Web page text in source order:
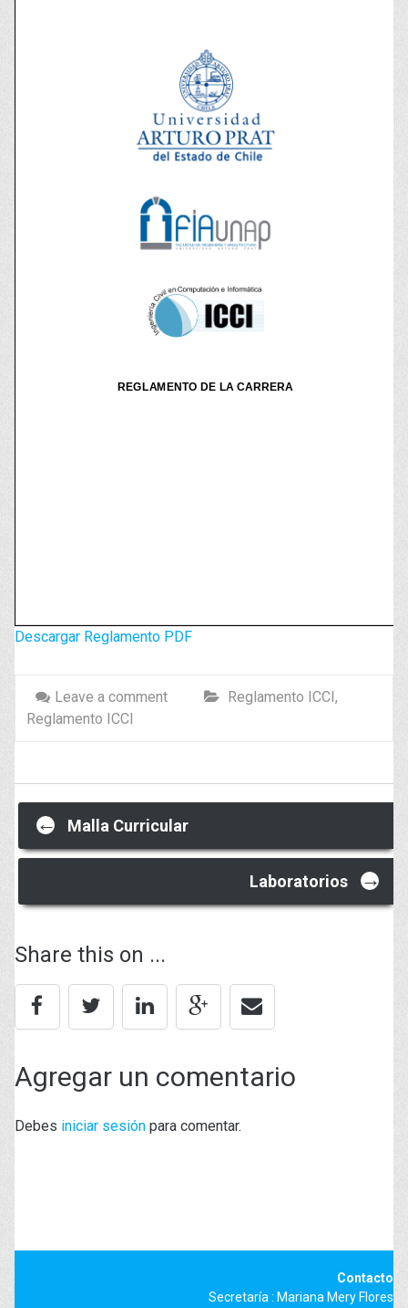
Descargar Reglamento PDF
Leave a comment Reglamento ICCI,
Reglamento ICCI
Post
navigation
← Malla Curricular
Laboratorios →
Share this on ...
Agregar un comentario
Debes iniciar sesiónpara comentar.
Contacto
Secretaría : Mariana Mery Flores